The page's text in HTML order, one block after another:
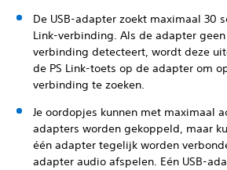
De USB-adapter zoekt maximaal 30
Link-verbinding. Als de adapter
verbinding detecteert, wordt deze
de PS Link-toets op de adapter om
verbinding te zoeken.
Je oordopjes kunnen met maximaal
adapters worden gekoppeld, maar
één adapter tegelijk worden
adapter audio afspelen. Eén USB-